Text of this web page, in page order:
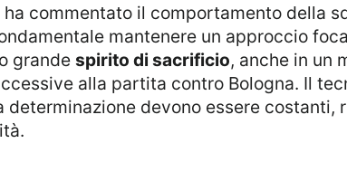
ha commentato il comportamento della
mantenere un approccio
grande spirito di sacrificio, anche in un
alla partita contro Bologna. Il
determinazione devono essere costanti,